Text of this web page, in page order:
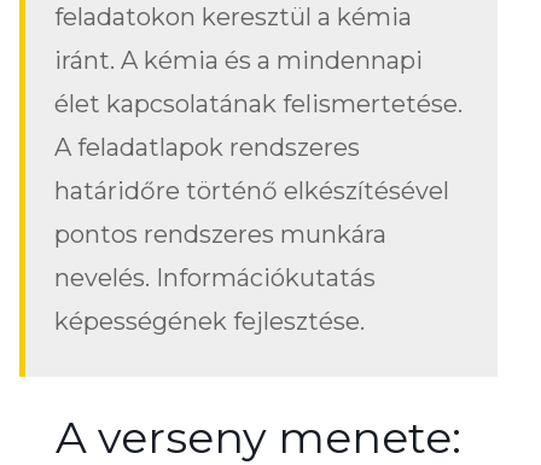
feladatokon keresztül a kémia
iránt. A kémia és a mindennapi
élet kapcsolatának felismertetése.
A feladatlapok rendszeres
határidőre történő elkészítésével
pontos rendszeres munkára
nevelés. Információkutatás
képességének fejlesztése.
A verseny menete: